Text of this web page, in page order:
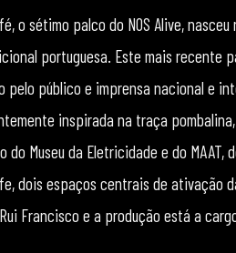
o sétimo palco do NOS Alive,
portuguesa. Este mais recente
pelo público e imprensa nacional e
inspirada na traça
do Museu da Eletricidade e do
dois espaços centrais de ativação
Francisco e a produção está a